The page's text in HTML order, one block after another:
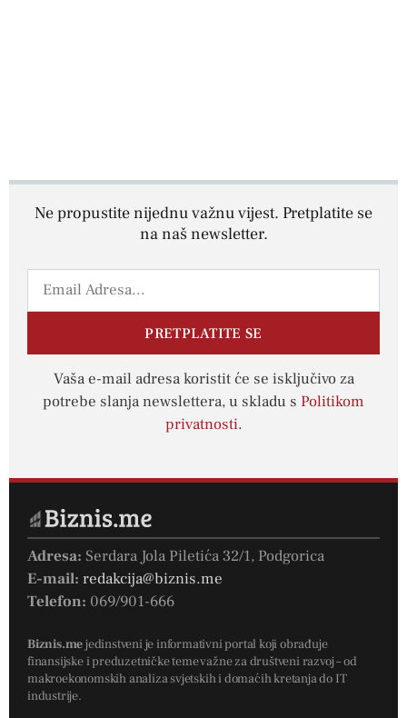
Ne propustite nijednu važnu vijest. Pretplatite se
na naš newsletter.
PRETPLATITE SE
Vaša e-mail adresa koristit će se isključivo za
potrebe slanja newslettera, u skladu s Politikom
privatnosti.
Adresa: Serdara Jola Piletića 32/1, Podgorica
E-mail: redakcija@biznis.me
Telefon: 069/901-666
Biznis.mejedinstveni je informativni portal koji obrađuje
finansijske i preduzetničke teme važne za društveni razvoj – od
makroekonomskih analiza svjetskih i domaćih kretanja do IT
industrije.